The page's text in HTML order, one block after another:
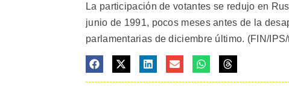
La participación de votantes se redujo en
junio de 1991, pocos meses antes de la
parlamentarias de diciembre último. (FIN/